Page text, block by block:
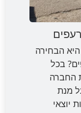
הבחירה
בכל
החברה
מנת
יוצאי